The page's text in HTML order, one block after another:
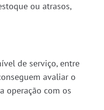
ou atrasos,
de serviço, entre
avaliar o
operação com os